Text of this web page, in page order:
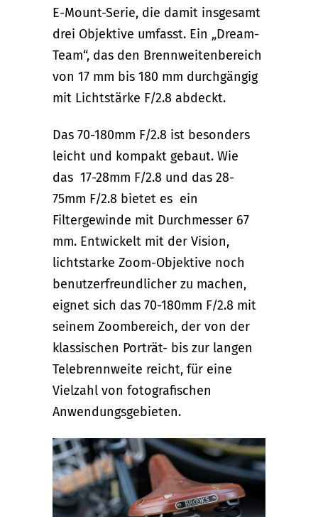
E-Mount-Serie, die damit insgesamt
drei Objektive umfasst. Ein „Dream-
Team“, das den Brennweitenbereich
von 17 mm bis 180 mm durchgängig
mit Lichtstärke F/2.8 abdeckt.
Das 70-180mm F/2.8 ist besonders
leicht und kompakt gebaut. Wie
das 17-28mm F/2.8 und das 28-
75mm F/2.8 bietet es ein
Filtergewinde mit Durchmesser 67
mm. Entwickelt mit der Vision,
lichtstarke Zoom-Objektive noch
benutzerfreundlicher zu machen,
eignet sich das 70-180mm F/2.8 mit
seinem Zoombereich, der von der
klassischen Porträt- bis zur langen
Telebrennweite reicht, für eine
Vielzahl von fotografischen
Anwendungsgebieten.